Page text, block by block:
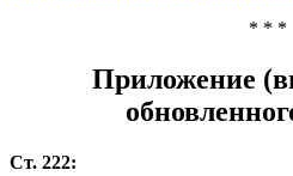
* * *
Приложение
Ст. 222: